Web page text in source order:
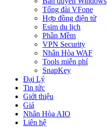
Tổng đài VFone
Hợp đồng điện tử
Esim du lịch
Phần Mềm
VPN Security
Nhân Hòa WAF
Tools miễn phí
SnapKey
Đại Lý
Tin tức
Giới thiệu
Giá
Nhân Hòa AIO
Liên hệ